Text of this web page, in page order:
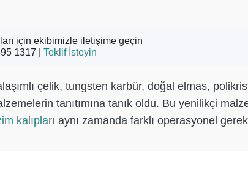
için ekibimizle iletişime geçin
1317 | Teklif İsteyin
çelik, tungsten karbür, doğal elmas,
tanıtımına tanık oldu. Bu yenilikçi
kalıpları aynı zamanda farklı operasyonel